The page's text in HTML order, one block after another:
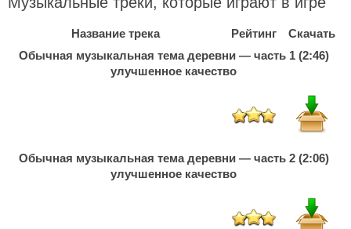
Название трека Рейтинг
Скачать
Обычная музыкальная тема деревни — часть 1 (2:46)
улучшенное качество
Обычная музыкальная тема деревни — часть 2 (2:06)
улучшенное качество